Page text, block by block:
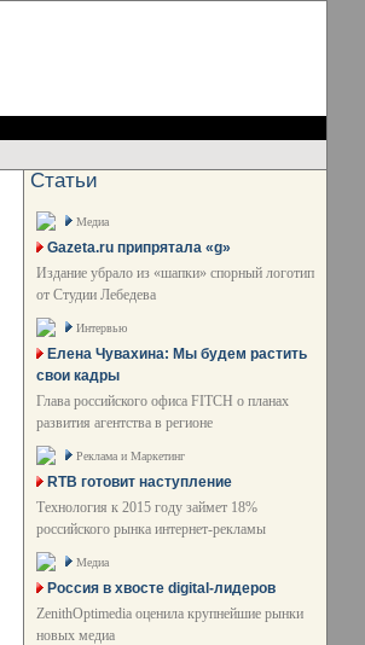
Статьи
Медиа
Gazeta.ru припрятала «g»
Издание убрало из «шапки» спорный логотип
от Студии Лебедева
Интервью
Елена Чувахина: Мы будем растить
свои кадры
Глава российского офиса FITCH о планах
развития агентства в регионе
Реклама и Маркетинг
RTB готовит наступление
Технология к 2015 году займет 18%
российского рынка интернет-рекламы
Медиа
Россия в хвосте digital-лидеров
ZenithOptimedia оценила крупнейшие рынки
новых медиа